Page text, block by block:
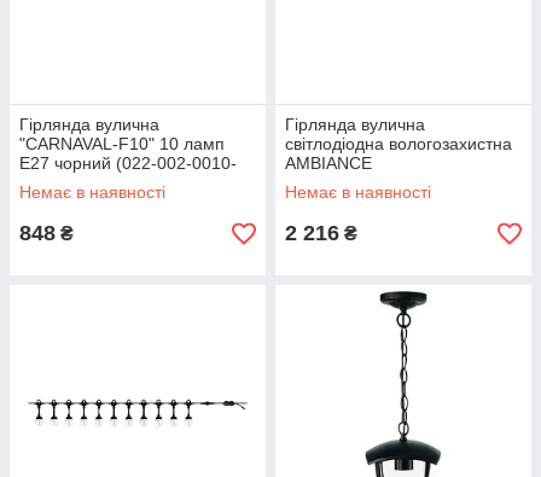
Гірлянда вулична
"CARNAVAL-F10" 10 ламп
Е27 чорний (022-002-0010-
010)
Немає в наявності
848 ₴
Гірлянда вулична
світлодіодна вологозахистна
AMBIANCE
Немає в наявності
2 216 ₴